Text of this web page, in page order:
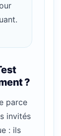
?
parce
invités
: ils